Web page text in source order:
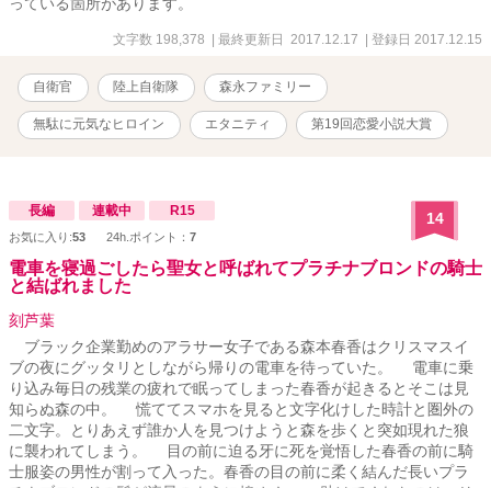
文字数 198,378 | 最終更新日 2017.12.17 | 登録日 2017.12.15
自衛官 陸上自衛隊 森永ファミリー
無駄に元気なヒロイン エタニティ 第19回恋愛小説大賞
長編 連載中 R15
お気に入り:53 24h.ポイント： 7
14
電車を寝過ごしたら聖女と呼ばれてプラチナブロンドの騎士
と結ばれました
刻芦葉
ブラック企業勤めのアラサー女子である森本春香はクリスマスイ
ブの夜にグッタリとしながら帰りの電車を待っていた。 電車に乗
り込み毎日の残業の疲れで眠ってしまった春香が起きるとそこは見
知らぬ森の中。 慌ててスマホを見ると文字化けした時計と圏外の
二文字。とりあえず誰か人を見つけようと森を歩くと突如現れた狼
に襲われてしまう。 目の前に迫る牙に死を覚悟した春香の前に騎
士服姿の男性が割って入った。春香の目の前に柔く結んだ長いプラ